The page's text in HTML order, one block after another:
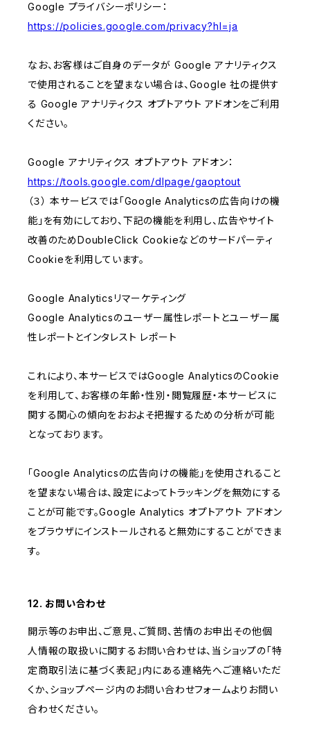
Google プライバシーポリシー：
https://policies.google.com/privacy?hl=ja
なお、お客様はご自身のデータが Google アナリティクス
で使用されることを望まない場合は、Google 社の提供す
る Google アナリティクス オプトアウト アドオンをご利用
ください。
Google アナリティクス オプトアウト アドオン：
https://tools.google.com/dlpage/gaoptout
（３） 本サービスでは「Google Analyticsの広告向けの機
能」を有効にしており、下記の機能を利用し、広告やサイト
改善のためDoubleClick Cookieなどのサードパーティ
Cookieを利用しています。
Google Analyticsリマーケティング
Google Analyticsのユーザー属性レポートとユーザー属
性レポートとインタレスト レポート
これにより、本サービスではGoogle AnalyticsのCookie
を利用して、お客様の年齢・性別・閲覧履歴・本サービスに
関する関心の傾向をおおよそ把握するための分析が可能
となっております。
「Google Analyticsの広告向けの機能」を使用されること
を望まない場合は、設定によってトラッキングを無効にする
ことが可能です。Google Analytics オプトアウト アドオン
をブラウザにインストールされると無効にすることができま
す。
12. お問い合わせ
開示等のお申出、ご意見、ご質問、苦情のお申出その他個
人情報の取扱いに関するお問い合わせは、当ショップの「特
定商取引法に基づく表記」内にある連絡先へご連絡いただ
くか、ショップページ内のお問い合わせフォームよりお問い
合わせください。